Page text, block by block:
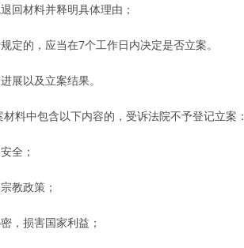
回材料并释明具体理由；
定的，应当在7个工作日内决定是否立案。
展以及立案结果。
料中包含以下内容的，受诉法院不予登记立案：
全；
教政策；
，损害国家利益；